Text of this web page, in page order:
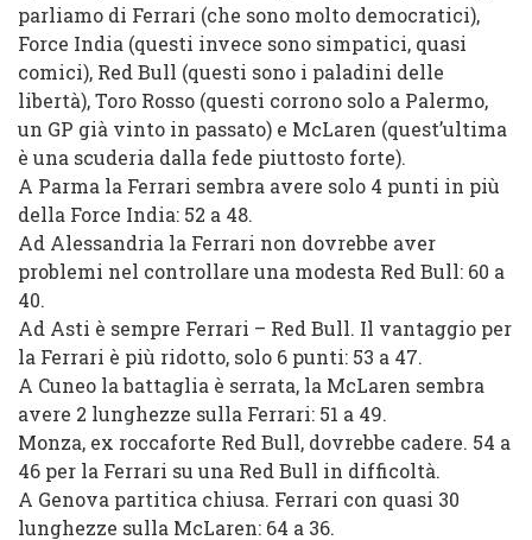
parliamo di Ferrari (che sono molto democratici),
Force India (questi invece sono simpatici, quasi
comici), Red Bull (questi sono i paladini delle
libertà), Toro Rosso (questi corrono solo a Palermo,
un GP già vinto in passato) e McLaren (quest’ultima
è una scuderia dalla fede piuttosto forte).
A Parma la Ferrari sembra avere solo 4 punti in più
della Force India: 52 a 48.
Ad Alessandria la Ferrari non dovrebbe aver
problemi nel controllare una modesta Red Bull: 60 a
40.
Ad Asti è sempre Ferrari – Red Bull. Il vantaggio per
la Ferrari è più ridotto, solo 6 punti: 53 a 47.
A Cuneo la battaglia è serrata, la McLaren sembra
avere 2 lunghezze sulla Ferrari: 51 a 49.
Monza, ex roccaforte Red Bull, dovrebbe cadere. 54 a
46 per la Ferrari su una Red Bull in difficoltà.
A Genova partitica chiusa. Ferrari con quasi 30
lunghezze sulla McLaren: 64 a 36.